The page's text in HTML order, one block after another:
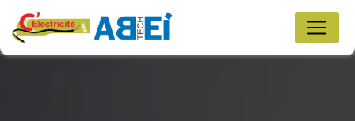
Panneau de gestion des cookies